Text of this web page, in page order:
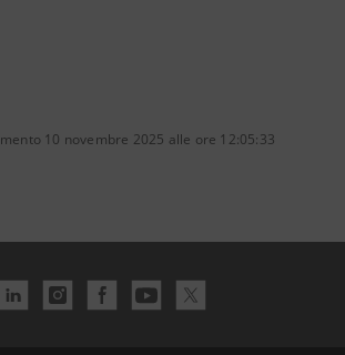
10 novembre 2025 alle ore 12:05:33